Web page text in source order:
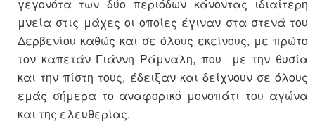
γεγονότα των δύο περιόδων κάνοντας ιδιαίτερη
μνεία στις μάχες οι οποίες έγιναν στα στενά του
Δερβενίου καθώς και σε όλους εκείνους, με πρώτο
τον καπετάν Γιάννη Ράμναλη, που με την θυσία
και την πίστη τους, έδειξαν και δείχνουν σε όλους
εμάς σήμερα το αναφορικό μονοπάτι του αγώνα
και της ελευθερίας.